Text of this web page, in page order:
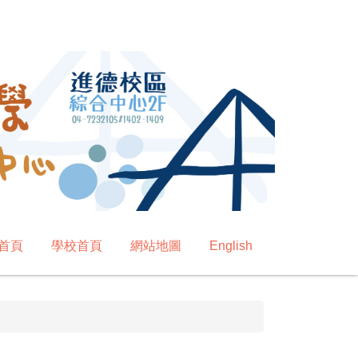
頁 學校首頁 網站地圖 English